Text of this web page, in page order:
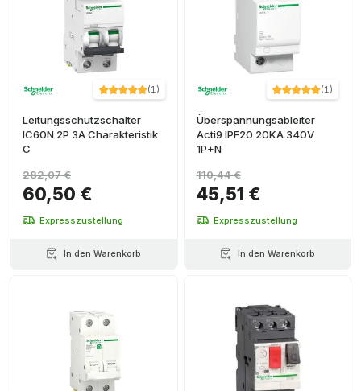
(1)
Leitungsschutzschalter
IC60N 2P 3A Charakteristik
C
60,50 €
282,07 €
Expresszustellung
In den Warenkorb
(1)
Überspannungsableiter
Acti9 IPF20 20KA 340V
1P+N
45,51 €
110,44 €
Expresszustellung
In den Warenkorb